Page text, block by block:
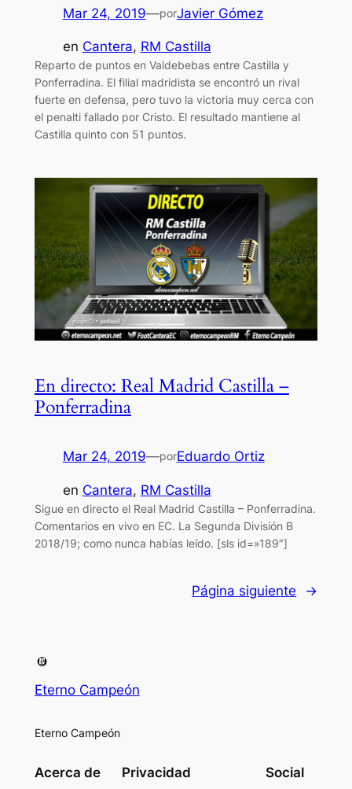
Mar 24, 2019—porJavier Gómez
en Cantera, RM Castilla
Reparto de puntos en Valdebebas entre Castilla y
Ponferradina. El filial madridista se encontró un rival
fuerte en defensa, pero tuvo la victoria muy cerca con
el penalti fallado por Cristo. El resultado mantiene al
Castilla quinto con 51 puntos.
En directo: Real Madrid Castilla –
Ponferradina
Mar 24, 2019—porEduardo Ortiz
en Cantera, RM Castilla
Sigue en directo el Real Madrid Castilla – Ponferradina.
Comentarios en vivo en EC. La Segunda División B
2018/19; como nunca habías leído. [sls id=»189″]
Página siguiente →
Eterno Campeón
Eterno Campeón
Acerca de Privacidad Social